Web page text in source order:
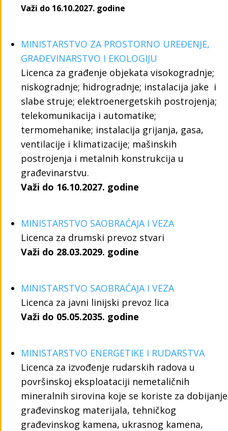
Važi do 16.10.2027. godine
MINISTARSTVO ZA PROSTORNO UREĐENJE,
GRAĐEVINARSTVO I EKOLOGIJU
Licenca za građenje objekata visokogradnje;
niskogradnje; hidrogradnje; instalacija jake i
slabe struje; elektroenergetskih postrojenja;
telekomunikacija i automatike;
termomehanike; instalacija grijanja, gasa,
ventilacije i klimatizacije; mašinskih
postrojenja i metalnih konstrukcija u
građevinarstvu.
Važi do 16.10.2027. godine
MINISTARSTVO SAOBRAĆAJA I VEZA
Licenca za drumski prevoz stvari
Važi do 28.03.2029. godine
MINISTARSTVO SAOBRAĆAJA I VEZA
Licenca za javni linijski prevoz lica
Važi do 05.05.2035. godine
MINISTARSTVO ENERGETIKE I RUDARSTVA
Licenca za izvođenje rudarskih radova u
površinskoj eksploataciji nemetaličnih
mineralnih sirovina koje se koriste za dobijanje
građevinskog materijala, tehničkog
građevinskog kamena, ukrasnog kamena,